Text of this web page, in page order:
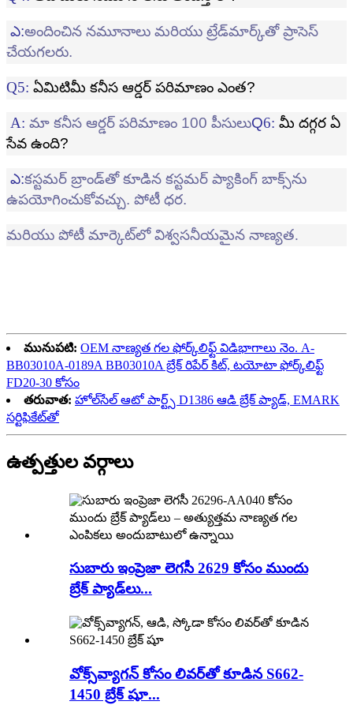
ఎ:అందించిన నమూనాలు మరియు ట్రేడ్‌మార్క్‌తో ప్రాసెస్
చేయగలరు.
Q5: ఏమిటిమీ కనీస ఆర్డర్ పరిమాణం ఎంత?
A: మా కనీస ఆర్డర్ పరిమాణం 100 పీసులుQ6: మీ దగ్గర ఏ
సేవ ఉంది?
ఎ:కస్టమర్ బ్రాండ్‌తో కూడిన కస్టమర్ ప్యాకింగ్ బాక్స్‌ను
ఉపయోగించుకోవచ్చు. పోటీ ధర.
మరియు పోటీ మార్కెట్‌లో విశ్వసనీయమైన నాణ్యత.
మునుపటి: OEM నాణ్యత గల ఫోర్క్‌లిఫ్ట్ విడిభాగాలు నెం. A-
BB03010A-0189A BB03010A బ్రేక్ రిపేర్ కిట్, టయోటా ఫోర్క్‌లిఫ్ట్
FD20-30 కోసం
తరువాత: హోల్‌సేల్ ఆటో పార్ట్స్ D1386 ఆడి బ్రేక్ ప్యాడ్, EMARK
సర్టిఫికేట్‌తో
ఉత్పత్తుల వర్గాలు
సుబారు ఇంప్రెజా లెగసీ 2629 కోసం ముందు
బ్రేక్ ప్యాడ్‌లు...
వోక్స్‌వ్యాగన్ కోసం లివర్‌తో కూడిన S662-
1450 బ్రేక్ షూ...